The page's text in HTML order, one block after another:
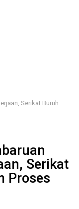
Serikat Buruh
Serikat
Proses